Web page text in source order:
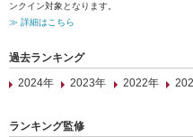
ンクイン対象となります。
≫ 詳細はこちら
過去ランキング
2024年
2023年 2022年
ランキング監修